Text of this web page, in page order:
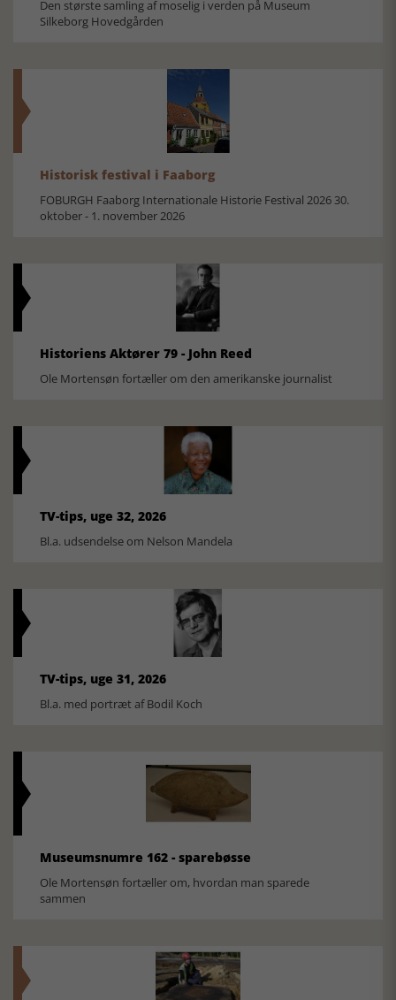
Den største samling af moselig i verden på Museum
Silkeborg Hovedgården
Historisk festival i Faaborg
FOBURGH Faaborg Internationale Historie Festival 2026 30.
oktober - 1. november 2026
Historiens Aktører 79 - John Reed
Ole Mortensøn fortæller om den amerikanske journalist
TV-tips, uge 32, 2026
Bl.a. udsendelse om Nelson Mandela
TV-tips, uge 31, 2026
Bl.a. med portræt af Bodil Koch
Museumsnumre 162 - sparebøsse
Ole Mortensøn fortæller om, hvordan man sparede
sammen